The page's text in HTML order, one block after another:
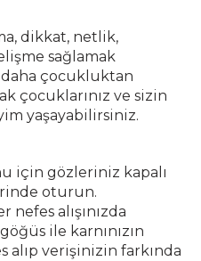
dikkat, netlik,
sağlamak
çocukluktan
çocuklarınız ve sizin
yaşayabilirsiniz.
için gözleriniz kapalı
oturun.
alışınızda
ile karnınızın
alıp verişinizin farkında